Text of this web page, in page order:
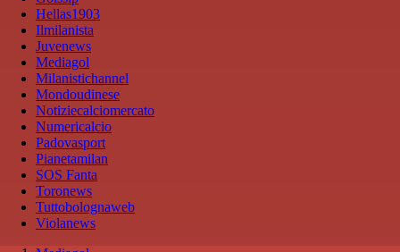
Hellas1903
Ilmilanista
Juvenews
Mediagol
Milanistichannel
Mondoudinese
Notiziecalciomercato
Numericalcio
Padovasport
Pianetamilan
SOS Fanta
Toronews
Tuttobolognaweb
Violanews